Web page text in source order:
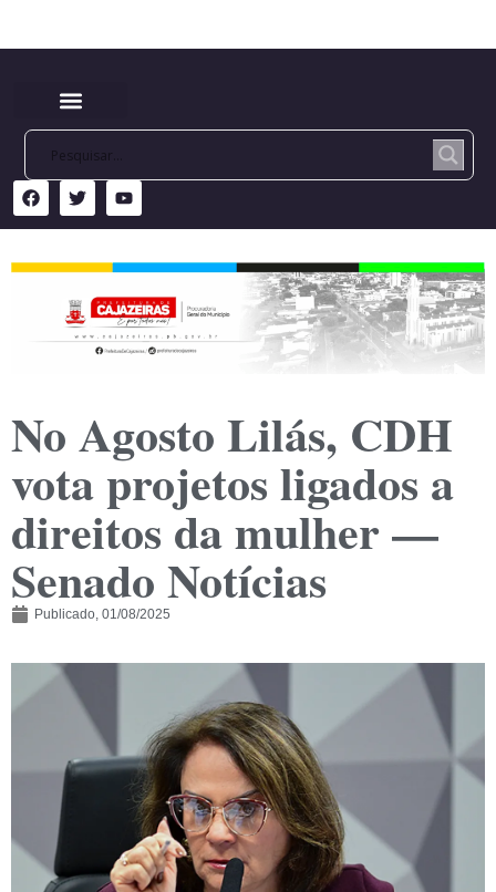
No Agosto Lilás, CDH
vota projetos ligados a
direitos da mulher —
Senado Notícias
Publicado, 01/08/2025